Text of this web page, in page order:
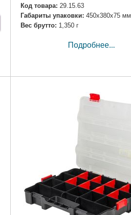
Код товара: 29.15.63
Габариты упаковки: 450x380x75 мм
Вес брутто: 1,350 г
Подробнее...